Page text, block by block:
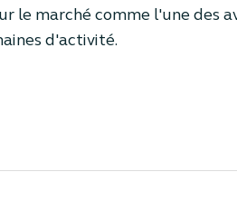
le marché comme l'une des
d'activité.